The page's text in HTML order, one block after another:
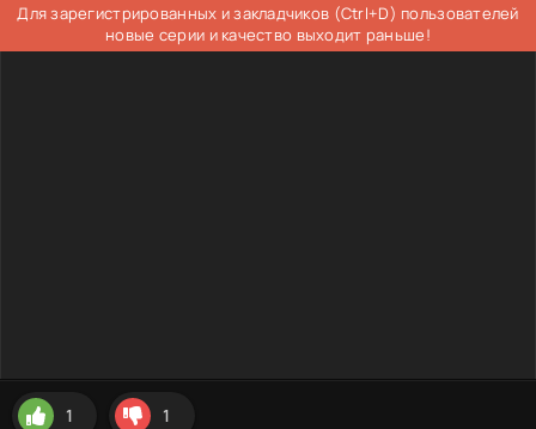
Для зарегистрированных и закладчиков (Ctrl+D) пользователей
новые серии и качество выходит раньше!
1 1